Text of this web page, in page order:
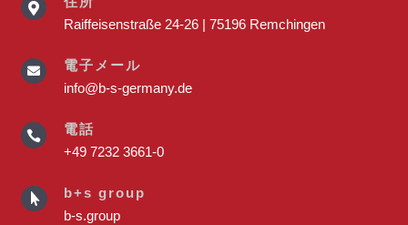

Raiffeisenstraße 24-26 | 75196 Remchingen

電子メール
info@b-s-germany.de

電話
+49 7232 3661-0

b+s group
b-s.group